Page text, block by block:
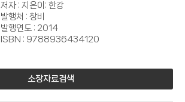
저자 : 지은이: 한강
발행처 : 창비
발행연도 : 2014
ISBN : 9788936434120
소장자료검색